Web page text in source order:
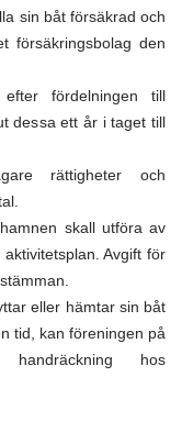
sin båt försäkrad och
försäkringsbolag den
fördelningen till
dessa ett år i taget till
rättigheter och
skall utföra av
Avgift för
eller hämtar sin båt
tid, kan föreningen på
hos